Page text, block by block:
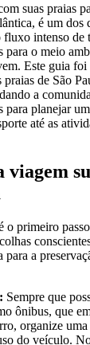
suas praias
é um dos
intenso de
para o meio
Este guia foi
de São
a
para planejar
até as
viagem
o primeiro
para a
Sempre que
ônibus, que
organize
do veículo.